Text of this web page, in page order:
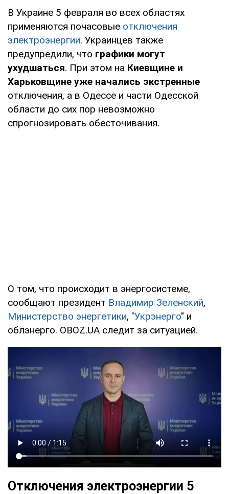
В Украине 5 февраля во всех областях
применяются почасовые отключения
электроэнергии. Украинцев также
предупредили, что графики могут
ухудшаться. При этом на Киевщине и
Харьковщине уже начались экстренные
отключения, а в Одессе и части Одесской
области до сих пор невозможно
спрогнозировать обесточивания.
О том, что происходит в энергосистеме,
сообщают президент Владимир Зеленский,
Министерство энергетики, "Укрэнерго" и
облэнерго. OBOZ.UA следит за ситуацией.
Отключения электроэнергии 5